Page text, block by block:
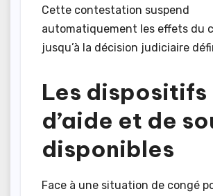
Cette contestation suspend
automatiquement les effets du
jusqu’à la décision judiciaire
Les dispositifs
d’aide et de
disponibles
Face à une situation de congé